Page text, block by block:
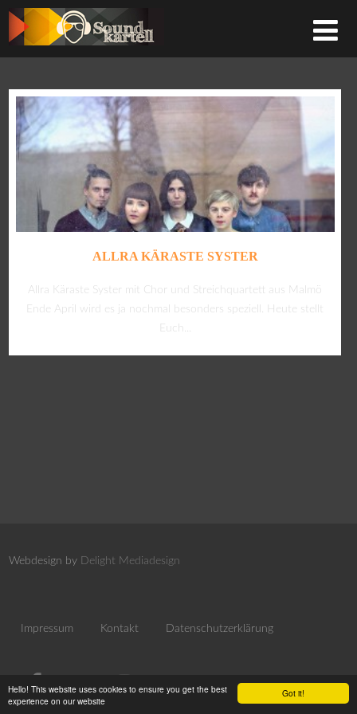
Got it!
Hello! This website uses cookies to ensure you get the best
experience on our website
ALLRA KÄRASTE SYSTER
Allra Käraste Syster mit Chor und Streichquartett aus Malmö
Ende April wird es ja nochmal besonders speziell. Heute stellt
Euch...
Webdesign by Delight Mediadesign
Impressum Kontakt Datenschutzerklärung